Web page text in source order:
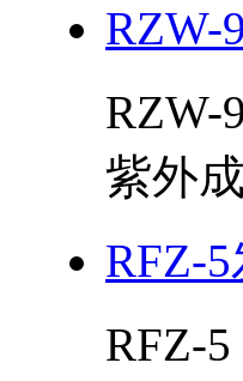
RZW-
RZW-
紫外
RFZ-
RFZ-